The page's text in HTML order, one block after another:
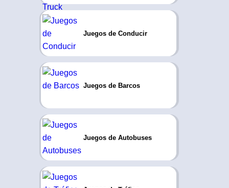
Juegos de Conducir
Juegos de Barcos
Juegos de Autobuses